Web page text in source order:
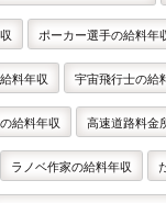
収 ポーカー選手の給料年
給料年収 宇宙飛行士の給
の給料年収 高速道路料金
ラノベ作家の給料年収